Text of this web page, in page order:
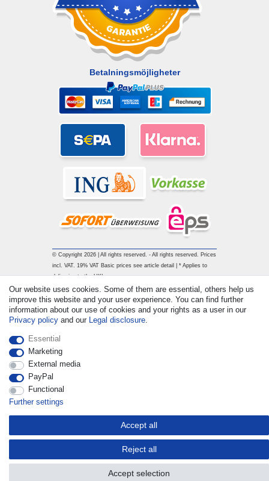
Betalningsmöjligheter
© Copyright 2026 | All rights reserved. - All rights reserved. Prices
incl. VAT. 19% VAT Basic prices see article detail | * Applies to
deliveries to the UK!
Our website uses cookies. Some of them are essential, others help us
improve this website and your user experience. You can find further
information about our use of cookies and your rights as a user in our
Privacy policy and our Legal disclosure.
Essential
Marketing
External media
PayPal
Functional
Further settings
Accept all
Reject all
Accept selection
Withdraw from contract here Contact